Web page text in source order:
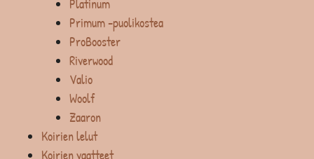
Platinum
Primum -puolikostea
ProBooster
Riverwood
Valio
Woolf
Zaaron
Koirien lelut
Koirien vaatteet